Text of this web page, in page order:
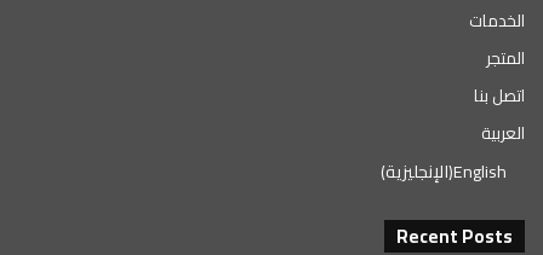
الخدمات
المتجر
اتصل بنا
العربية
English
(الإنجليزية)
Recent Posts